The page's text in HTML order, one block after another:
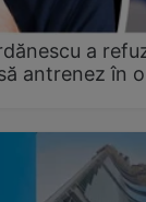
a
antrenez în